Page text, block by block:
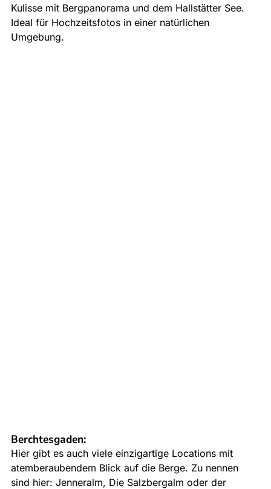
Kulisse mit Bergpanorama und dem Hallstätter See.
Ideal für Hochzeitsfotos in einer natürlichen
Umgebung.
Berchtesgaden:
Hier gibt es auch viele einzigartige Locations mit
atemberaubendem Blick auf die Berge. Zu nennen
sind hier: Jenneralm, Die Salzbergalm oder der